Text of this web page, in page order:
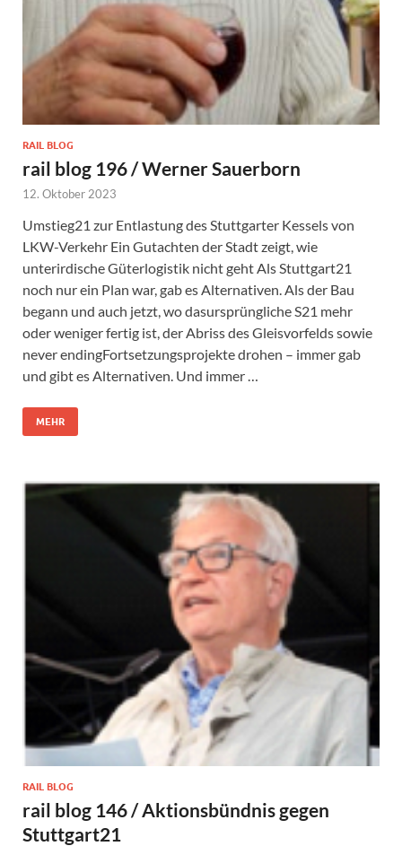
RAIL BLOG
rail blog 196 / Werner Sauerborn
12. Oktober 2023
Umstieg21 zur Entlastung des Stuttgarter Kessels von
LKW-Verkehr Ein Gutachten der Stadt zeigt, wie
unterirdische Güterlogistik nicht geht Als Stuttgart21
noch nur ein Plan war, gab es Alternativen. Als der Bau
begann und auch jetzt, wo dasursprüngliche S21 mehr
oder weniger fertig ist, der Abriss des Gleisvorfelds sowie
never endingFortsetzungsprojekte drohen – immer gab
und gibt es Alternativen. Und immer …
MEHR
RAIL BLOG
rail blog 146 / Aktionsbündnis gegen
Stuttgart21